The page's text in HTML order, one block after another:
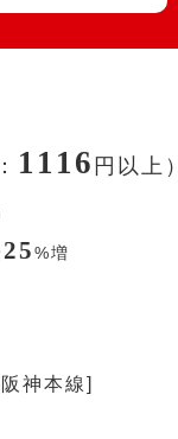
1116 円 以上）
25%増
神本線]